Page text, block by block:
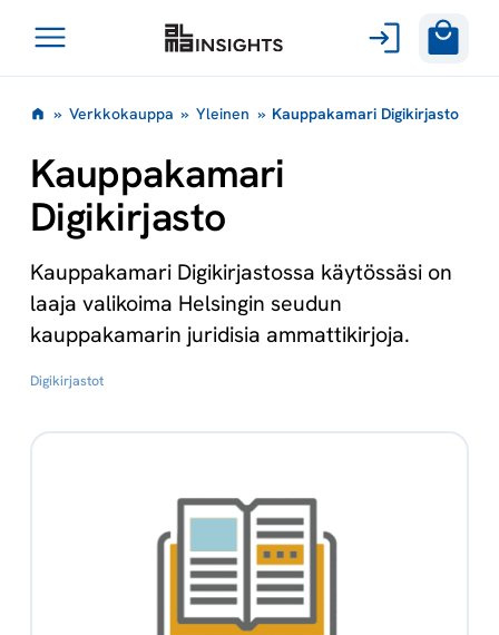
sisältöön
Avaa
» Verkkokauppa » Yleinen » Kauppakamari Digikirjasto
Kauppakamari
Digikirjasto
Kauppakamari Digikirjastossa käytössäsi on
laaja valikoima Helsingin seudun
kauppakamarin juridisia ammattikirjoja.
Digikirjastot